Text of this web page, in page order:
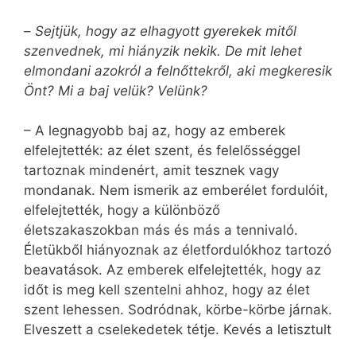
– Sejtjük, hogy az elhagyott gyerekek mitől
szenvednek, mi hiányzik nekik. De mit lehet
elmondani azokról a felnőttekről, aki megkeresik
Önt? Mi a baj velük? Velünk?
– A legnagyobb baj az, hogy az emberek
elfelejtették: az élet szent, és felelősséggel
tartoznak mindenért, amit tesznek vagy
mondanak. Nem ismerik az emberélet fordulóit,
elfelejtették, hogy a különböző
életszakaszokban más és más a tennivaló.
Életükből hiányoznak az életfordulókhoz tartozó
beavatások. Az emberek elfelejtették, hogy az
időt is meg kell szentelni ahhoz, hogy az élet
szent lehessen. Sodródnak, körbe-körbe járnak.
Elveszett a cselekedetek tétje. Kevés a letisztult